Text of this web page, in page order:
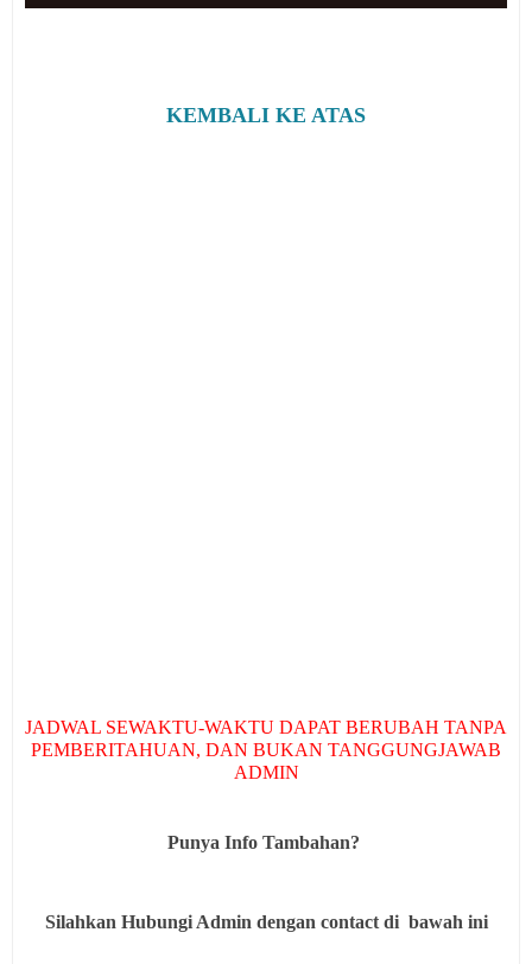
KEMBALI KE ATAS
JADWAL SEWAKTU-WAKTU DAPAT BERUBAH TANPA
PEMBERITAHUAN, DAN BUKAN TANGGUNGJAWAB
ADMIN
Punya Info Tambahan?
Silahkan Hubungi Admin dengan contact di bawah ini